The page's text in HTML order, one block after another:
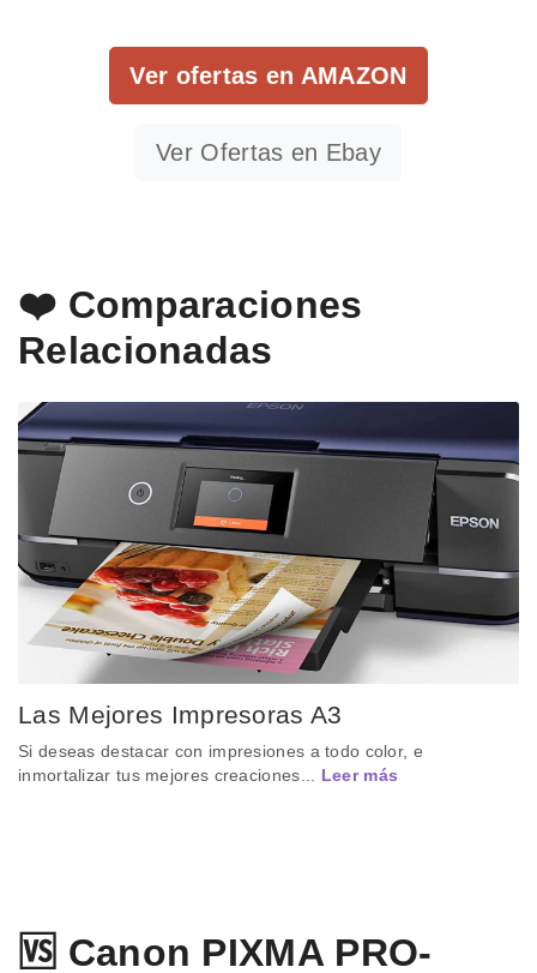
Ver ofertas en AMAZON
Ver Ofertas en Ebay
❤️ Comparaciones
Relacionadas
Las Mejores Impresoras A3
Si deseas destacar con impresiones a todo color, e
inmortalizar tus mejores creaciones... Leer más
🆚 Canon PIXMA PRO-